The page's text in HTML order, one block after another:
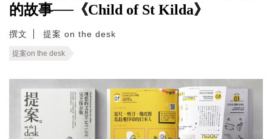
的故事──《Child of St Kilda》
撰文 提案 on the desk
提案on the desk